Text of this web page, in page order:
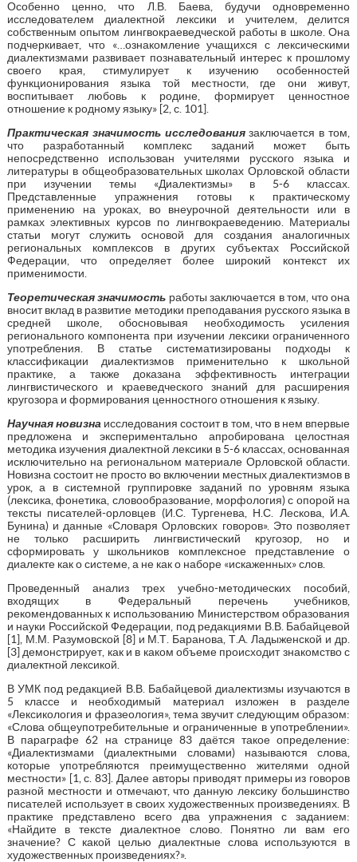
Особенно ценно, что Л.В. Баева, будучи одновременно
исследователем диалектной лексики и учителем, делится
собственным опытом лингвокраеведческой работы в школе. Она
подчеркивает, что «…ознакомление учащихся с лексическими
диалектизмами развивает познавательный интерес к прошлому
своего края, стимулирует к изучению особенностей
функционирования языка той местности, где они живут,
воспитывает любовь к родине, формирует ценностное
отношение к родному языку» [2, с. 101].
Практическая значимость исследованиязаключается в том,
что разработанный комплекс заданий может быть
непосредственно использован учителями русского языка и
литературы в общеобразовательных школах Орловской области
при изучении темы «Диалектизмы» в 5-6 классах.
Представленные упражнения готовы к практическому
применению на уроках, во внеурочной деятельности или в
рамках элективных курсов по лингвокраеведению. Материалы
статьи могут служить основой для создания аналогичных
региональных комплексов в других субъектах Российской
Федерации, что определяет более широкий контекст их
применимости.
Теоретическая значимость работы заключается в том, что она
вносит вклад в развитие методики преподавания русского языка в
средней школе, обосновывая необходимость усиления
регионального компонента при изучении лексики ограниченного
употребления. В статье систематизированы подходы к
классификации диалектизмов применительно к школьной
практике, а также доказана эффективность интеграции
лингвистического и краеведческого знаний для расширения
кругозора и формирования ценностного отношения к языку.
Научная новизна исследования состоит в том, что в нем впервые
предложена и экспериментально апробирована целостная
методика изучения диалектной лексики в 5-6 классах, основанная
исключительно на региональном материале Орловской области.
Новизна состоит не просто во включении местных диалектизмов в
урок, а в системной группировке заданий по уровням языка
(лексика, фонетика, словообразование, морфология) с опорой на
тексты писателей-орловцев (И.С. Тургенева, Н.С. Лескова, И.А.
Бунина) и данные «Словаря Орловских говоров». Это позволяет
не только расширить лингвистический кругозор, но и
сформировать у школьников комплексное представление о
диалекте как о системе, а не как о наборе «искаженных» слов.
Проведенный анализ трех учебно-методических пособий,
входящих в Федеральный перечень учебников,
рекомендованных к использованию Министерством образования
и науки Российской Федерации, под редакциями В.В. Бабайцевой
[1], М.М. Разумовской [8] и М.Т. Баранова, Т.А. Ладыженской и др.
[3] демонстрирует, как и в каком объеме происходит знакомство с
диалектной лексикой.
В УМК под редакцией В.В. Бабайцевой диалектизмы изучаются в
5 классе и необходимый материал изложен в разделе
«Лексикология и фразеология», тема звучит следующим образом:
«Слова общеупотребительные и ограниченные в употреблении».
В параграфе 62 на странице 83 даётся такое определение:
«Диалектизмами (диалектными словами) называются слова,
которые употребляются преимущественно жителями одной
местности» [1, с. 83]. Далее авторы приводят примеры из говоров
разной местности и отмечают, что данную лексику большинство
писателей использует в своих художественных произведениях. В
практике представлено всего два упражнения с заданием:
«Найдите в тексте диалектное слово. Понятно ли вам его
значение? С какой целью диалектные слова используются в
художественных произведениях?».